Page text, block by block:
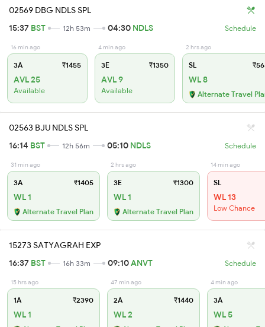
02569 DBG NDLS SPL
15:37 BST 12h 53m 04:30 NDLS Schedule
16 min ago
3A ₹1455
AVL 25
Available
4 min ago
3E ₹1350
AVL 9
Available
2 hrs ago
SL
WL 8
Alternate Travel
02563 BJU NDLS SPL
16:14 BST 12h 56m 05:10 NDLS Schedule
31 min ago
3A ₹1405
WL 1
Alternate Travel Plan
2 hrs ago
3E ₹1300
WL 1
Alternate Travel Plan
14 min ago
SL
WL 13
Low Chance
15273 SATYAGRAH EXP
16:37 BST 16h 33m 09:10ANVT Schedule
15 hrs ago
1A ₹2390
WL 1
47 min ago
2A ₹1440
WL 2
4 min ago
3A
WL 5